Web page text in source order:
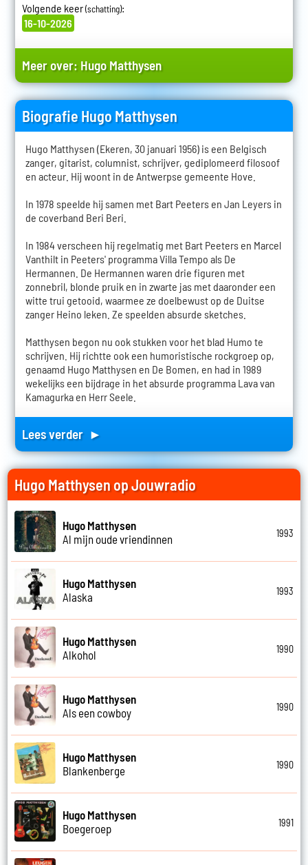
Volgende keer(schatting):
16-10-2026
Meer over: Hugo Matthysen
Biografie Hugo Matthysen
Hugo Matthysen (Ekeren, 30 januari 1956) is een Belgisch
zanger, gitarist, columnist, schrijver, gediplomeerd filosoof
en acteur. Hij woont in de Antwerpse gemeente Hove.
In 1978 speelde hij samen met Bart Peeters en Jan Leyers in
de coverband Beri Beri.
In 1984 verscheen hij regelmatig met Bart Peeters en Marcel
Vanthilt in Peeters' programma Villa Tempo als De
Hermannen. De Hermannen waren drie figuren met
zonnebril, blonde pruik en in zwarte jas met daaronder een
witte trui getooid, waarmee ze doelbewust op de Duitse
zanger Heino leken. Ze speelden absurde sketches.
Matthysen begon nu ook stukken voor het blad Humo te
schrijven. Hij richtte ook een humoristische rockgroep op,
genaamd Hugo Matthysen en De Bomen, en had in 1989
wekelijks een bijdrage in het absurde programma Lava van
Kamagurka en Herr Seele.
Lees verder ►
Hugo Matthysen op Jouwradio
Hugo Matthysen
Al mijn oude vriendinnen
1993
Hugo Matthysen
Alaska
1993
Hugo Matthysen
Alkohol
1990
Hugo Matthysen
Als een cowboy
1990
Hugo Matthysen
Blankenberge
1990
Hugo Matthysen
Boegeroep
1991